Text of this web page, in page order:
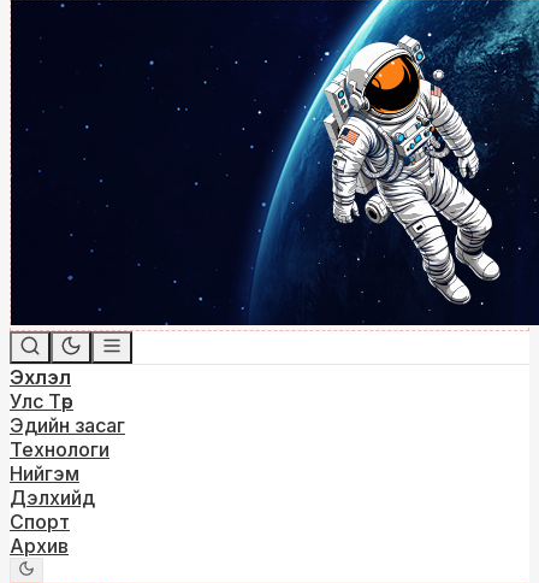
Эхлэл
Улс Төр
Эдийн засаг
Технологи
Нийгэм
Дэлхийд
Спорт
Архив